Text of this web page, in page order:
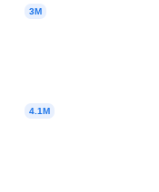
3M
4.1M